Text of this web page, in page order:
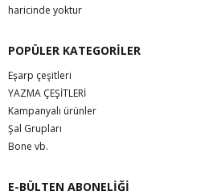
haricinde yoktur
POPÜLER KATEGORİLER
Eşarp çeşitleri
YAZMA ÇEŞİTLERİ
Kampanyalı ürünler
Şal Grupları
Bone vb.
E-BÜLTEN ABONELİĞİ